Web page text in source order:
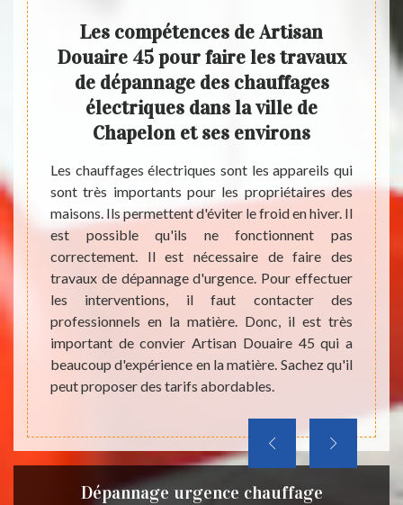
il est
du
de
s'en
à
les
le
un
Les compétences de Artisan
Douaire 45 pour faire les travaux
de dépannage des chauffages
électriques dans la ville de
Chapelon et ses environs
Les chauffages électriques sont les appareils qui
sont très importants pour les propriétaires des
maisons. Ils permettent d'éviter le froid en hiver. Il
est possible qu'ils ne fonctionnent pas
correctement. Il est nécessaire de faire des
travaux de dépannage d'urgence. Pour effectuer
les interventions, il faut contacter des
professionnels en la matière. Donc, il est très
important de convier Artisan Douaire 45 qui a
beaucoup d'expérience en la matière. Sachez qu'il
peut proposer des tarifs abordables.
Dépannage urgence chauffage